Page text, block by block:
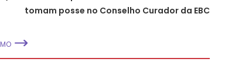
tomam posse no Conselho Curador da EBC